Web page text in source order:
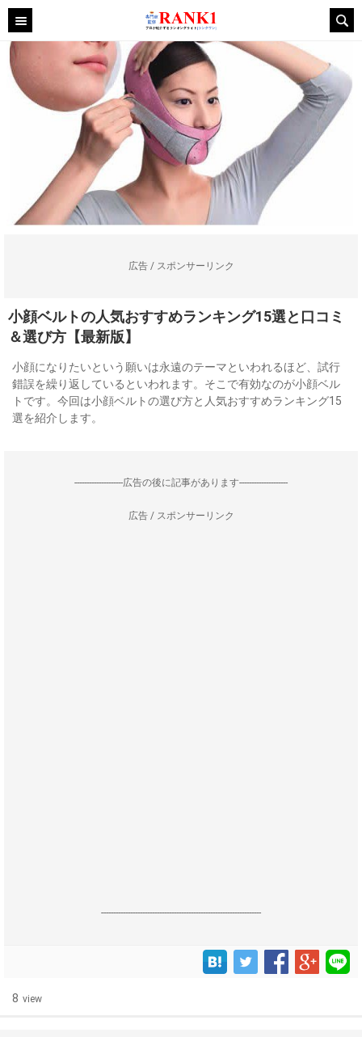
広告 / スポンサーリンク
小顔ベルトの人気おすすめランキング15選と口コミ
＆選び方【最新版】
小顔になりたいという願いは永遠のテーマといわれるほど、試行
錯誤を繰り返しているといわれます。そこで有効なのが小顔ベル
トです。今回は小顔ベルトの選び方と人気おすすめランキング15
選を紹介します。
--------------------広告の後に記事があります--------------------
広告 / スポンサーリンク
------------------------------------------------------------------
8 view